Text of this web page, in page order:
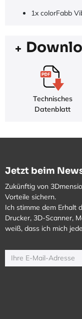
1x colorFabb
Technisches
Datenblatt
Jetzt beim
Zukünftig von
Vorteile sichern.
Ich stimme dem Erhalt
Drucker, 3D-Scanner,
weiß, dass ich mich